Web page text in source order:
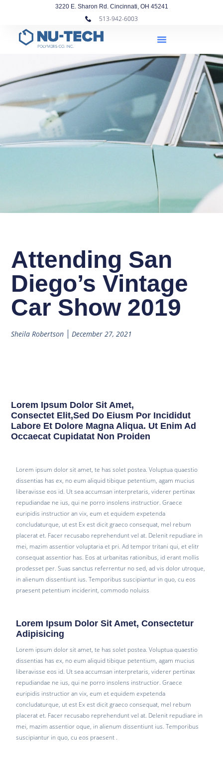
3220 E. Sharon Rd. Cincinnati, OH 45241
513-942-6003
Attending San
Diego’s Vintage
Car Show 2019
Sheila Robertson December 27, 2021
Lorem Ipsum Dolor Sit Amet,
Consectet Elit,sed Do Eiusm Por Incididut
Labore Et Dolore Magna Aliqua. Ut Enim Ad
Occaecat Cupidatat Non Proiden
Lorem ipsum dolor sit amet, te has solet postea. Voluptua quaestio
dissentias has ex, no eum aliquid tibique petentium, agam mucius
liberavisse eos id. Ut sea accumsan interpretaris, viderer pertinax
repudiandae ne ius, qui ne porro insolens instructior. Graece
euripidis instructior an vix, eum et equidem expetenda
concludaturque, ut est Ex est dicit graeco consequat, mel rebum
placerat et. Facer recusabo reprehendunt vel at. Delenit repudiare in
mei, mazim assentior voluptaria et pri. Ad tempor tritani qui, et elitr
consequat assentior has. Eos at urbanitas rationibus, id erant mollis
prodesset per. Suas sanctus referrentur no sed, ad vis dolor utroque,
in alienum dissentiunt ius. Temporibus suscipiantur in quo, cu eos
praesent petentium inciderint, commodo noluiss
Lorem Ipsum Dolor Sit Amet, Consectetur
Adipisicing
Lorem ipsum dolor sit amet, te has solet postea. Voluptua quaestio
dissentias has ex, no eum aliquid tibique petentium, agam mucius
liberavisse eos id. Ut sea accumsan interpretaris, viderer pertinax
repudiandae ne ius, qui ne porro insolens instructior. Graece
euripidis instructior an vix, eum et equidem expetenda
concludaturque, ut est Ex est dicit graeco consequat, mel rebum
placerat et. Facer recusabo reprehendunt vel at. Delenit repudiare in
mei, mazim assentior oque, in alienum dissentiunt ius. Temporibus
suscipiantur in quo, cu eos praesent .